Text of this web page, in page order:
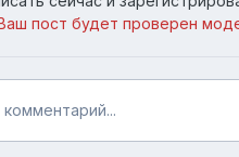
пост будет проверен